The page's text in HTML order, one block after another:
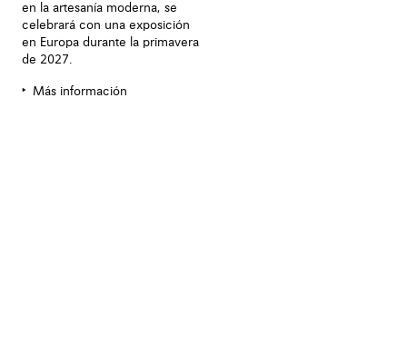
en la artesanía moderna, se
celebrará con una exposición
en Europa durante la primavera
de 2027.
Más información